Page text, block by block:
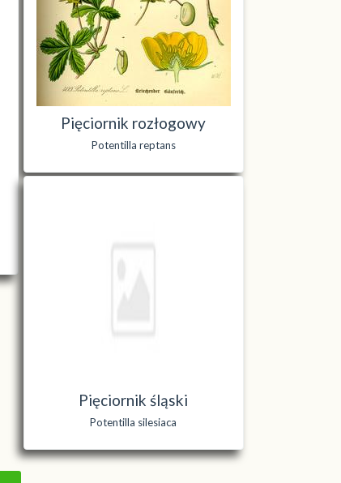
Pięciornik rozłogowy
Potentilla reptans
Pięciornik śląski
Potentilla silesiaca